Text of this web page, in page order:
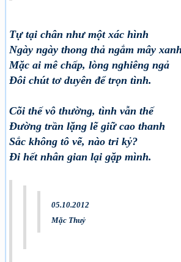
Tự tại chân như một xác hình
Ngày ngày thong thả ngắm mây xanh
Mặc ai mê chấp, lòng nghiêng ngả
Đôi chút tơ duyên để trọn tình.
Cõi thế vô thường, tình vẫn thế
Đường trần lặng lẽ giữ cao thanh
Sắc không tô vẽ, nào tri kỷ?
Đi hết nhân gian lại gặp mình.
05.10.2012
Mặc Thuỷ